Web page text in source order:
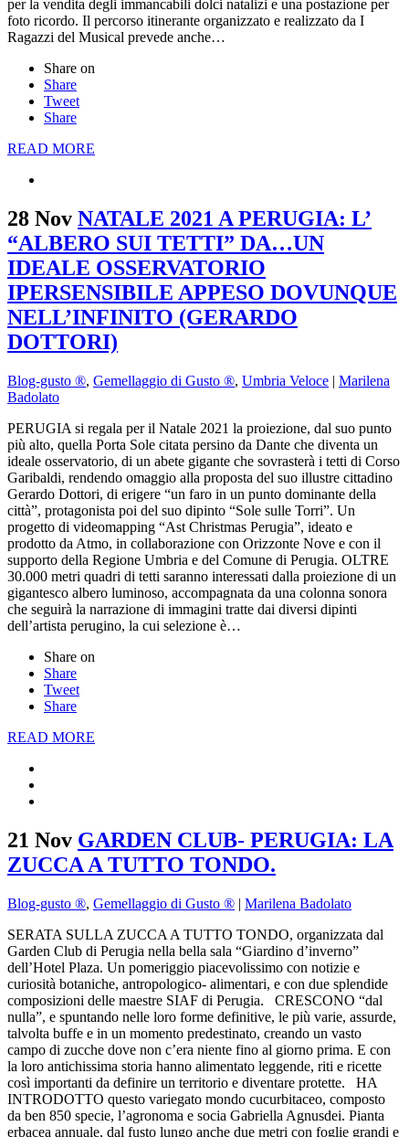
per la vendita degli immancabili dolci natalizi e una postazione per
foto ricordo. Il percorso itinerante organizzato e realizzato da I
Ragazzi del Musical prevede anche…
Share on
Share
Tweet
Share
READ MORE
28 Nov NATALE 2021 A PERUGIA: L’
“ALBERO SUI TETTI” DA…UN
IDEALE OSSERVATORIO
IPERSENSIBILE APPESO DOVUNQUE
NELL’INFINITO (GERARDO
DOTTORI)
Blog-gusto ®, Gemellaggio di Gusto ®, Umbria Veloce | Marilena
Badolato
PERUGIA si regala per il Natale 2021 la proiezione, dal suo punto
più alto, quella Porta Sole citata persino da Dante che diventa un
ideale osservatorio, di un abete gigante che sovrasterà i tetti di Corso
Garibaldi, rendendo omaggio alla proposta del suo illustre cittadino
Gerardo Dottori, di erigere “un faro in un punto dominante della
città”, protagonista poi del suo dipinto “Sole sulle Torri”. Un
progetto di videomapping “Ast Christmas Perugia”, ideato e
prodotto da Atmo, in collaborazione con Orizzonte Nove e con il
supporto della Regione Umbria e del Comune di Perugia. OLTRE
30.000 metri quadri di tetti saranno interessati dalla proiezione di un
gigantesco albero luminoso, accompagnata da una colonna sonora
che seguirà la narrazione di immagini tratte dai diversi dipinti
dell’artista perugino, la cui selezione è…
Share on
Share
Tweet
Share
READ MORE
21 Nov GARDEN CLUB- PERUGIA: LA
ZUCCA A TUTTO TONDO.
Blog-gusto ®, Gemellaggio di Gusto ® | Marilena Badolato
SERATA SULLA ZUCCA A TUTTO TONDO, organizzata dal
Garden Club di Perugia nella bella sala “Giardino d’inverno”
dell’Hotel Plaza. Un pomeriggio piacevolissimo con notizie e
curiosità botaniche, antropologico- alimentari, e con due splendide
composizioni delle maestre SIAF di Perugia. CRESCONO “dal
nulla”, e spuntando nelle loro forme definitive, le più varie, assurde,
talvolta buffe e in un momento predestinato, creando un vasto
campo di zucche dove non c’era niente fino al giorno prima. E con
la loro antichissima storia hanno alimentato leggende, riti e ricette
così importanti da definire un territorio e diventare protette. HA
INTRODOTTO questo variegato mondo cucurbitaceo, composto
da ben 850 specie, l’agronoma e socia Gabriella Agnusdei. Pianta
erbacea annuale, dal fusto lungo anche due metri con foglie grandi e